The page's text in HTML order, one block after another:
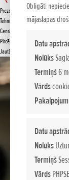
Obligāti
mājaslapas
Datu
Nolūks
Termiņš6
Vārds
Datu
Nolūks
Termiņš
Vārds
Prezentācija
Tehniskie dati
Cenrādis
Pircēja ceļvedis
Jautājiet sīkāku informāciju